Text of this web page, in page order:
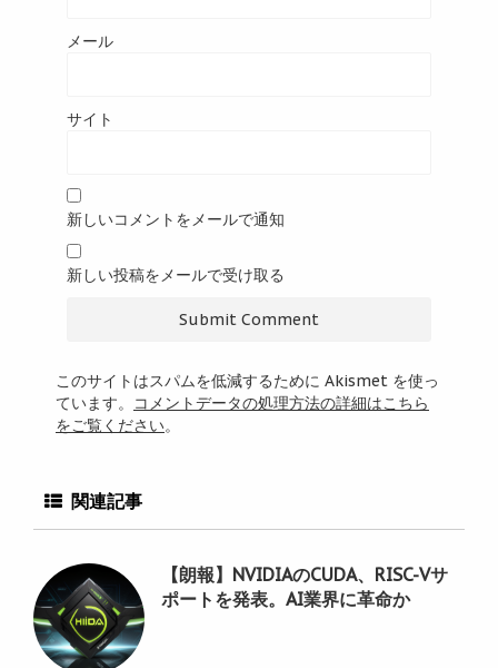
メール
サイト
新しいコメントをメールで通知
新しい投稿をメールで受け取る
このサイトはスパムを低減するために Akismet を使っ
ています。
コメントデータの処理方法の詳細はこちら
をご覧ください。
関連記事
【朗報】NVIDIAのCUDA、RISC-Vサ
ポートを発表。AI業界に革命か